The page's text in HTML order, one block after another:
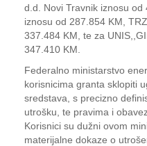
d.d. Novi Travnik iznosu
iznosu od 287.854 KM,
337.484 KM, te za
347.410 KM.
Federalno ministarstvo
korisnicima granta sklopiti
sredstava, s precizno
utrošku, te pravima i
Korisnici su dužni ovom
materijalne dokaze o